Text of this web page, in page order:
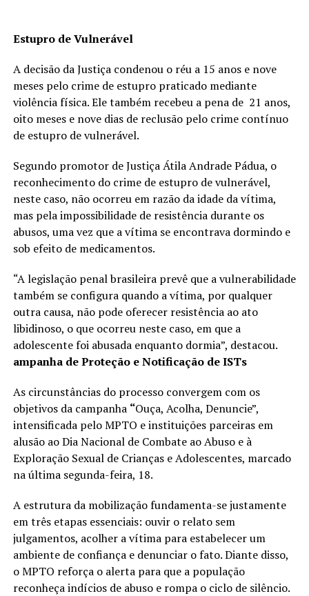
Estupro de Vulnerável
A decisão da Justiça condenou o réu a 15 anos e nove
meses pelo crime de estupro praticado mediante
violência física. Ele também recebeu a pena de 21 anos,
oito meses e nove dias de reclusão pelo crime contínuo
de estupro de vulnerável.
Segundo promotor de Justiça Átila Andrade Pádua, o
reconhecimento do crime de estupro de vulnerável,
neste caso, não ocorreu em razão da idade da vítima,
mas pela impossibilidade de resistência durante os
abusos, uma vez que a vítima se encontrava dormindo e
sob efeito de medicamentos.
“A legislação penal brasileira prevê que a vulnerabilidade
também se configura quando a vítima, por qualquer
outra causa, não pode oferecer resistência ao ato
libidinoso, o que ocorreu neste caso, em que a
adolescente foi abusada enquanto dormia”, destacou.
ampanha de Proteção e Notificação de ISTs
As circunstâncias do processo convergem com os
objetivos da campanha “Ouça, Acolha, Denuncie”,
intensificada pelo MPTO e instituições parceiras em
alusão ao Dia Nacional de Combate ao Abuso e à
Exploração Sexual de Crianças e Adolescentes, marcado
na última segunda-feira, 18.
A estrutura da mobilização fundamenta-se justamente
em três etapas essenciais: ouvir o relato sem
julgamentos, acolher a vítima para estabelecer um
ambiente de confiança e denunciar o fato. Diante disso,
o MPTO reforça o alerta para que a população
reconheça indícios de abuso e rompa o ciclo de silêncio.